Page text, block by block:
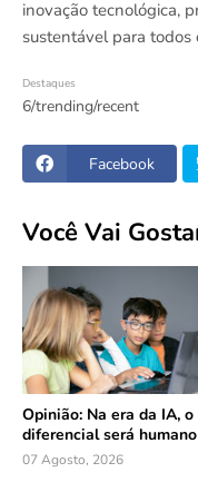
inovação tecnológica,
sustentável para todos
Destaques
6/trending/recent
Facebook
Você Vai
Opinião: Na era da IA, o
diferencial será humano
07 Agosto, 2026